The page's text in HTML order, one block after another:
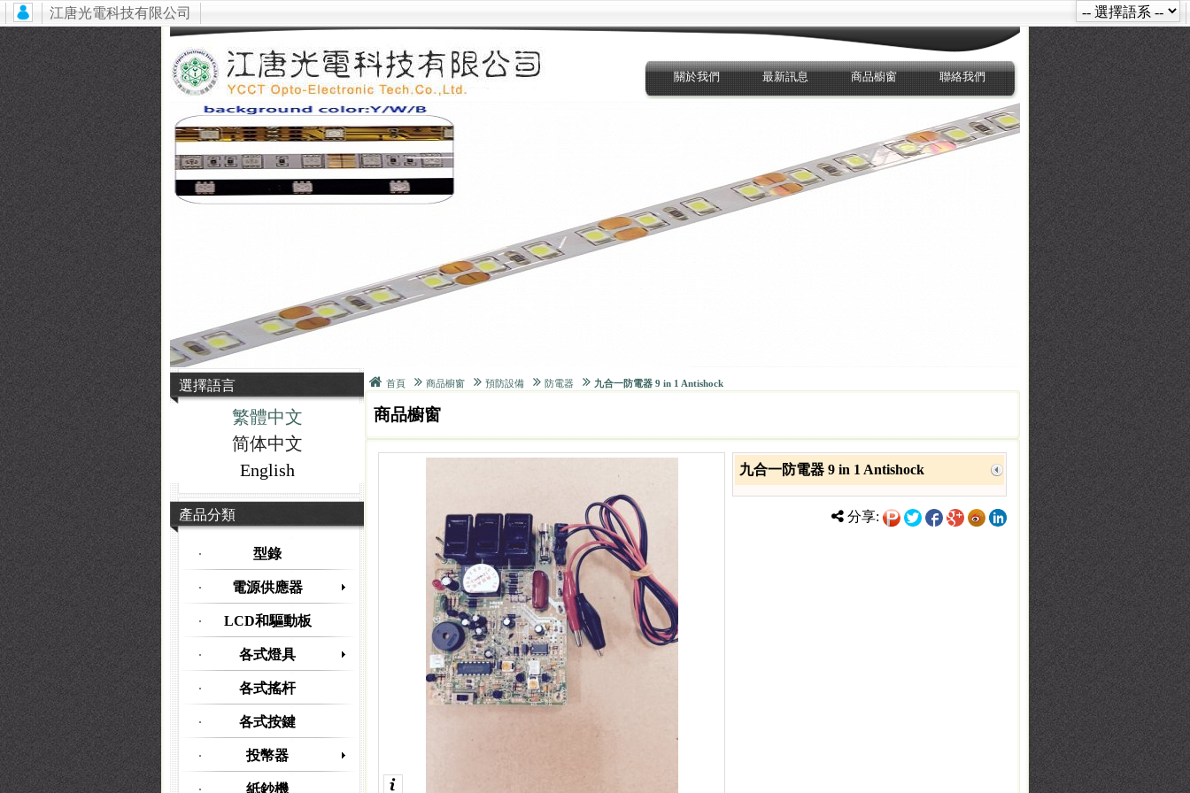
江唐光電科技有限公司
關於我們 最新訊息 商品櫥窗 聯絡我們
選擇語言
繁體中文
简体中文
English
產品分類
型錄
電源供應器
LCD和驅動板
各式燈具
各式搖杆
各式按鍵
投幣器
紙鈔機
首頁 商品櫥窗 預防設備 防電器 九合一防電器 9 in 1 Antishock
商品櫥窗
九合一防電器 9 in 1 Antishock
分享: